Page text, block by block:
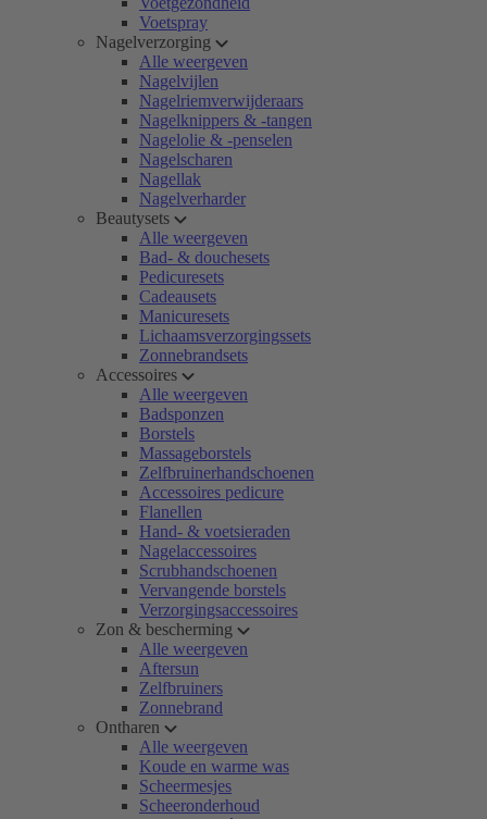
Voetspray
Nagelverzorging
Alle weergeven
Nagelvijlen
Nagelriemverwijderaars
Nagelknippers & -tangen
Nagelolie & -penselen
Nagelscharen
Nagellak
Nagelverharder
Beautysets
Alle weergeven
Bad- & douchesets
Pedicuresets
Cadeausets
Manicuresets
Lichaamsverzorgingssets
Zonnebrandsets
Accessoires
Alle weergeven
Badsponzen
Borstels
Massageborstels
Zelfbruinerhandschoenen
Accessoires pedicure
Flanellen
Hand- & voetsieraden
Nagelaccessoires
Scrubhandschoenen
Vervangende borstels
Verzorgingsaccessoires
Zon & bescherming
Alle weergeven
Aftersun
Zelfbruiners
Zonnebrand
Ontharen
Alle weergeven
Koude en warme was
Scheermesjes
Scheeronderhoud